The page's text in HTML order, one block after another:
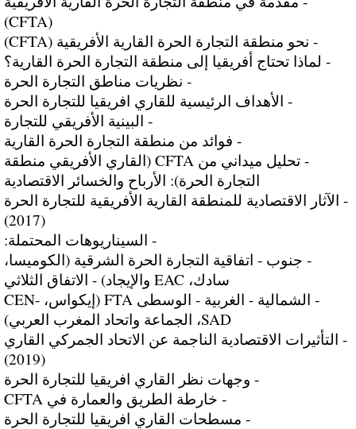
(CFTA)
- نحو منطقة التجارة الحرة القارية الأفريقية (CFTA)
- لماذا تحتاج أفريقيا إلى منطقة التجارة الحرة القارية؟
- نظريات مناطق التجارة الحرة
- الأهداف الرئيسية للقاري افريقيا للتجارة الحرة
- البينية الأفريقي للتجارة
- فوائد من منطقة التجارة الحرة القارية
- تحليل ميداني من CFTA (القاري الأفريقي منطقة
التجارة الحرة): الأرباح والخسائر الاقتصادية
- الآثار الاقتصادية للمنطقة القارية الأفريقية للتجارة الحرة
(2017)
- السيناريوهات المحتملة:
- جنوب - اتفاقية التجارة الحرة الشرقية (الكوميسا،
سادك، EAC والإيجاد) - الاتفاق الثلاثي
- الشمالية - الغربية - الوسطى FTA (إيكواس، CEN-
SAD، الجماعة واتحاد المغرب العربي)
- التأثيرات الاقتصادية الناجمة عن الاتحاد الجمركي القاري
(2019)
- وجهات نظر القاري افريقيا للتجارة الحرة
- خارطة الطريق والعمارة في CFTA
- مسطحات القاري افريقيا للتجارة الحرة